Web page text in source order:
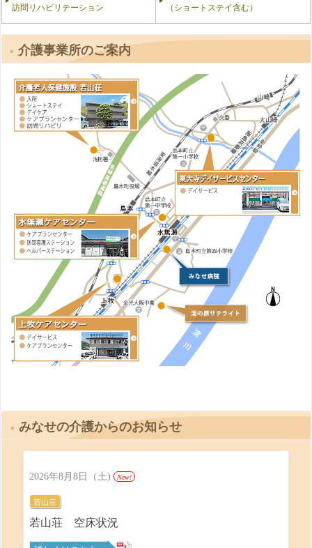
訪問リハビリテーション
（ショートステイ含む）
介護事業所のご案内
みなせの介護からのお知らせ
2026年8月8日（土) New!
若山荘
若山荘 空床状況